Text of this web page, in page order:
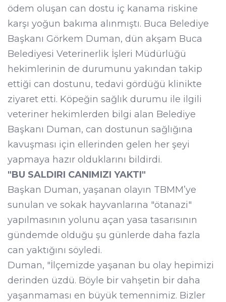
ödem oluşan can dostu iç kanama riskine
karşı yoğun bakıma alınmıştı. Buca Belediye
Başkanı Görkem Duman, dün akşam Buca
Belediyesi Veterinerlik İşleri Müdürlüğü
hekimlerinin de durumunu yakından takip
ettiği can dostunu, tedavi gördüğü klinikte
ziyaret etti. Köpeğin sağlık durumu ile ilgili
veteriner hekimlerden bilgi alan Belediye
Başkanı Duman, can dostunun sağlığına
kavuşması için ellerinden gelen her şeyi
yapmaya hazır olduklarını bildirdi.
"BU SALDIRI CANIMIZI YAKTI"
Başkan Duman, yaşanan olayın TBMM’ye
sunulan ve sokak hayvanlarına "ötanazi"
yapılmasının yolunu açan yasa tasarısının
gündemde olduğu şu günlerde daha fazla
can yaktığını söyledi.
Duman, "İlçemizde yaşanan bu olay hepimizi
derinden üzdü. Böyle bir vahşetin bir daha
yaşanmaması en büyük temennimiz. Bizler